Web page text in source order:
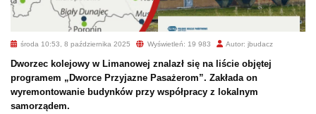
środa 10:53, 8 października 2025 Wyświetleń: 19 983 Autor: jbudacz
Dworzec kolejowy w Limanowej znalazł się na liście objętej
programem „Dworce Przyjazne Pasażerom”. Zakłada on
wyremontowanie budynków przy współpracy z lokalnym
samorządem.